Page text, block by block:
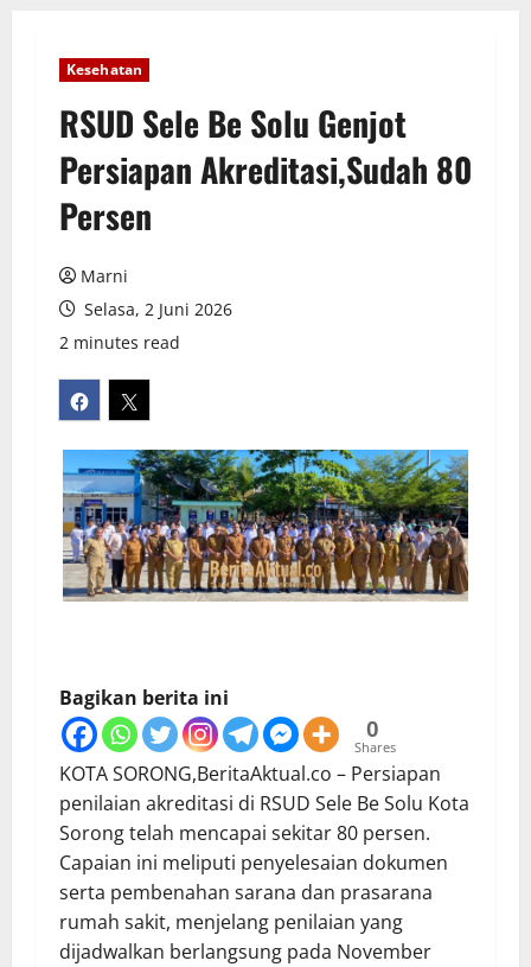
Kesehatan
RSUD Sele Be Solu Genjot
Persiapan Akreditasi,Sudah 80
Persen
Marni
Selasa, 2 Juni 2026
2 minutes read
Bagikan berita ini
0
Shares
KOTA SORONG,BeritaAktual.co – Persiapan
penilaian akreditasi di RSUD Sele Be Solu Kota
Sorong telah mencapai sekitar 80 persen.
Capaian ini meliputi penyelesaian dokumen
serta pembenahan sarana dan prasarana
rumah sakit, menjelang penilaian yang
dijadwalkan berlangsung pada November